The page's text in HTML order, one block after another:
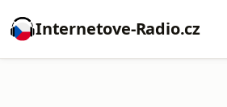
Internetove-Radio.cz